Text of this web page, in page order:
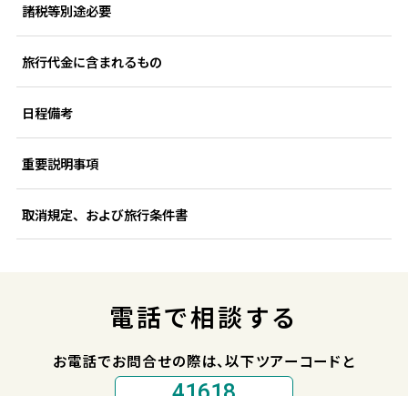
諸税等別途必要
旅行代金に含まれるもの
日程備考
重要説明事項
取消規定、および旅行条件書
電話で相談する
お電話でお問合せの際は、以下ツアーコードと